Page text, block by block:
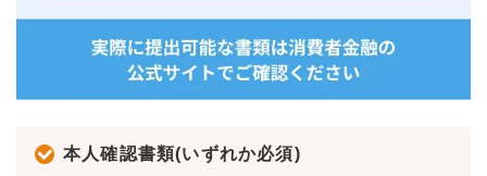
本人確認書類(いずれか必須)